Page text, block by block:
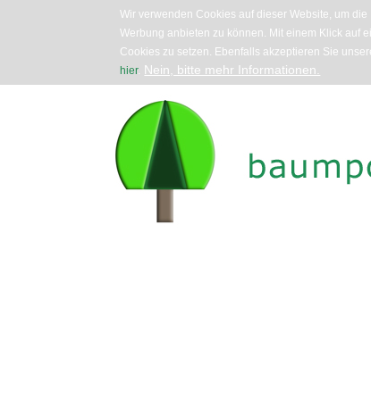
Wir verwenden Cookies auf dieser Website, um
Werbung anbieten zu können. Mit einem Klick auf
Cookies zu setzen. Ebenfalls akzeptieren Sie
hier. Nein, bitte mehr Informationen.